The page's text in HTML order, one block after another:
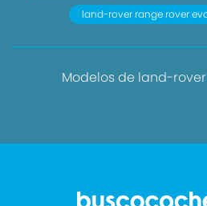
land-rover range rover
Modelos de land-